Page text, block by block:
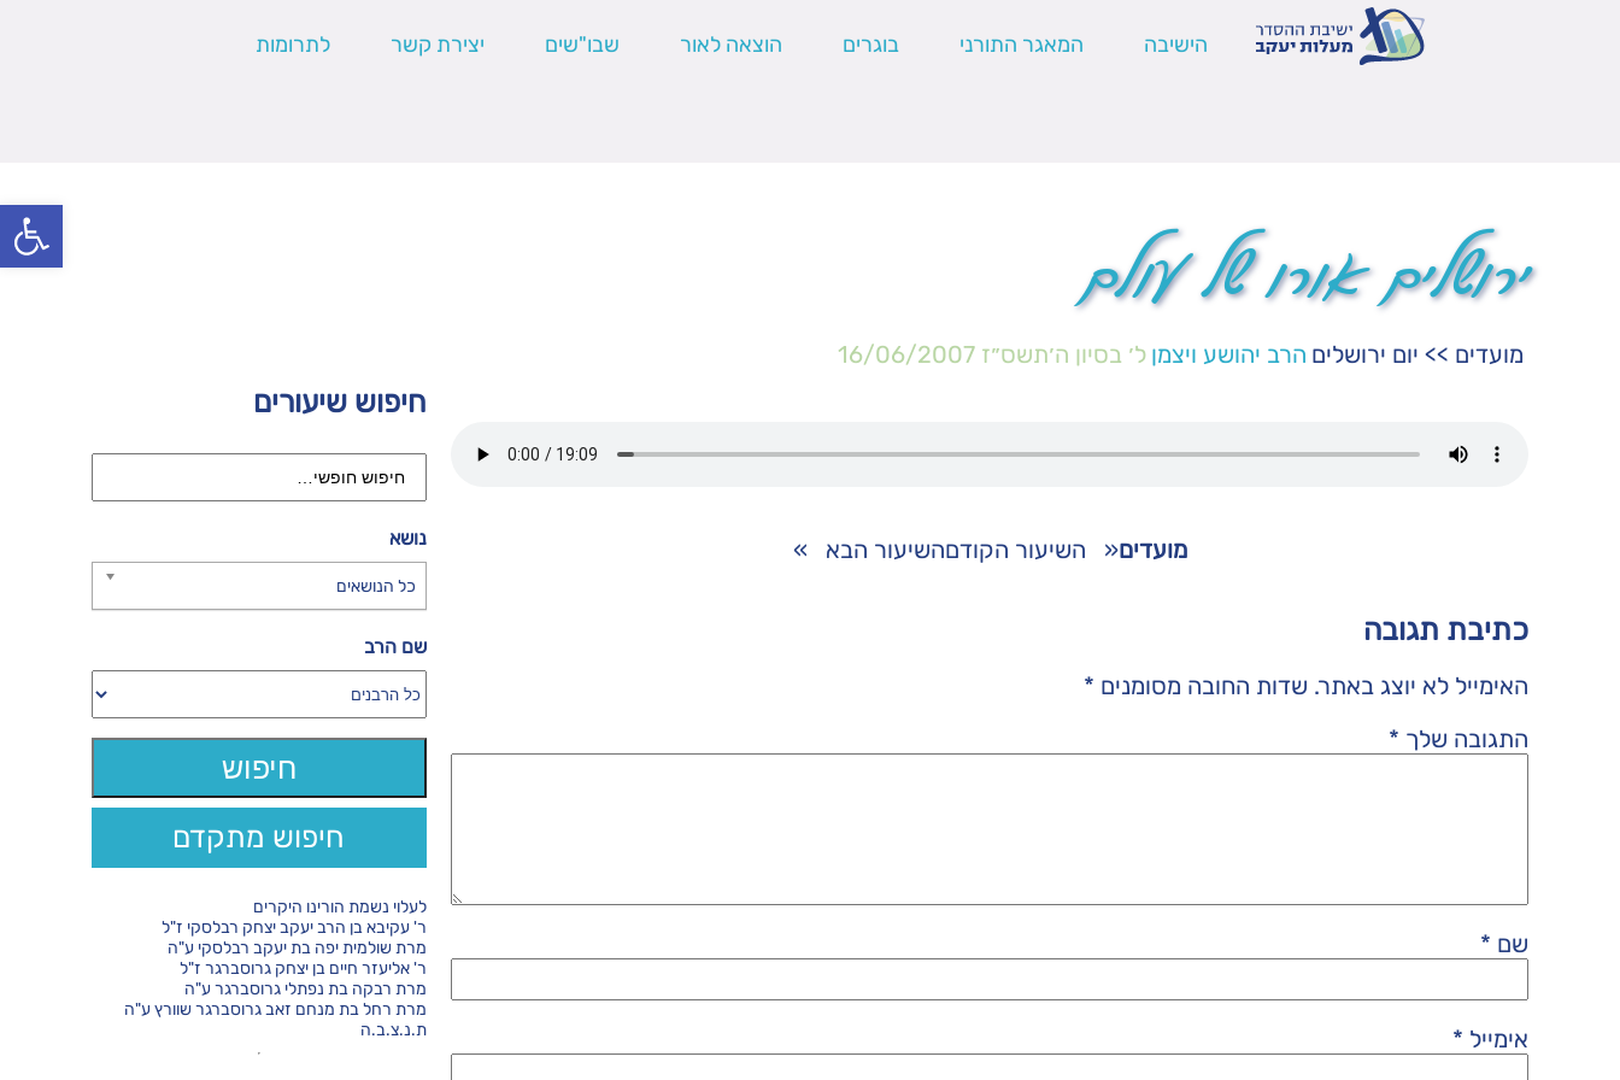
פתח
הישיבה המאגר התורני בוגרים הוצאה לאור שבו"שים יצירת קשר לתרומות
ירושלים אורו של עולם
מועדים >> יום ירושלים הרב יהושע ויצמן ל׳ בסיון ה׳תשס״ז 16/06/2007
מועדים« השיעור הקודםהשיעור הבא »
כתיבת תגובה
האימייל לא יוצג באתר. שדות החובה מסומנים *
התגובה שלך *
שם *
אימייל *
חיפוש שיעורים
נושא
כל הנושאים
שם הרב
חיפוש מתקדם
לעלוי נשמת הורינו היקרים
ר' עקיבא בן הרב יעקב יצחק רבלסקי ז"ל
מרת שולמית יפה בת יעקב רבלסקי ע"ה
ר' אליעזר חיים בן יצחק גרוסברגר ז"ל
מרת רבקה בת נפתלי גרוסברגר ע"ה
מרת רחל בת מנחם זאב גרוסברגר שוורץ ע"ה
ת.נ.צ.ב.ה